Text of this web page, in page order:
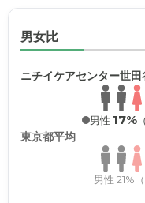
男女比
ニチイケアセンター世
男性 17%
東京都平均
男性 21%（